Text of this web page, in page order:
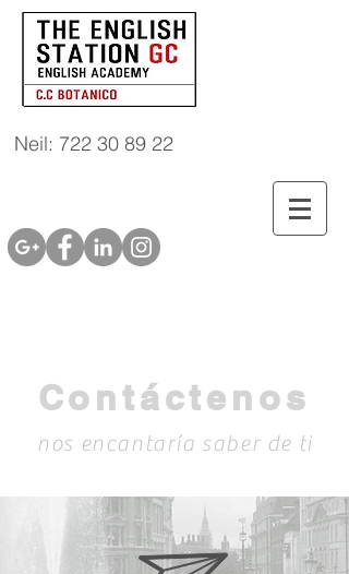
Neil: 722 30 89 22
Contáctenos
nos encantaría saber de ti